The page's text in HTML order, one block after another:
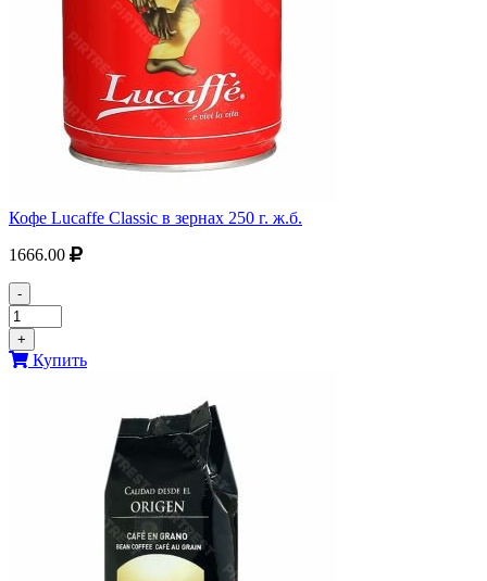
Кофе Lucaffe Classic в зернах 250 г. ж.б.
1666.00
-
+
Купить